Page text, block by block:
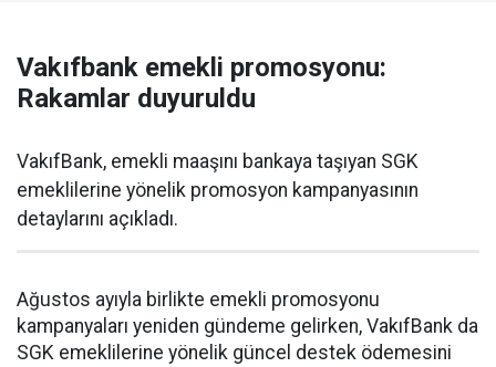
Vakıfbank emekli promosyonu:
Rakamlar duyuruldu
VakıfBank, emekli maaşını bankaya taşıyan SGK
emeklilerine yönelik promosyon kampanyasının
detaylarını açıkladı.
Ağustos ayıyla birlikte emekli promosyonu
kampanyaları yeniden gündeme gelirken, VakıfBank da
SGK emeklilerine yönelik güncel destek ödemesini